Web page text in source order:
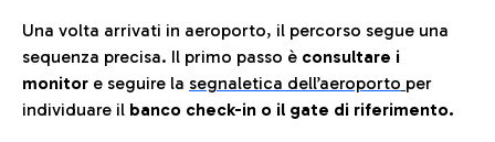
Una volta arrivati in aeroporto, il percorso segue una
sequenza precisa. Il primo passo è consultare i
monitor e seguire la segnaletica dell’aeroporto per
individuare il banco check-in o il gate di riferimento.